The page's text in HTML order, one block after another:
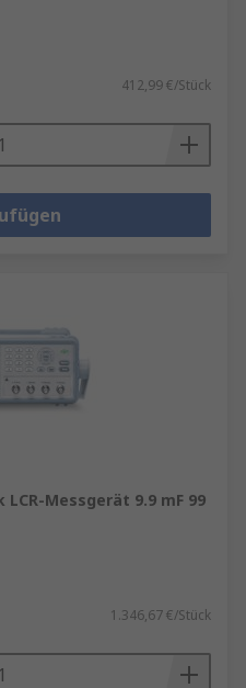
412,99 €/Stück
LCR-Messgerät 9.9 mF 99
1.346,67 €/Stück